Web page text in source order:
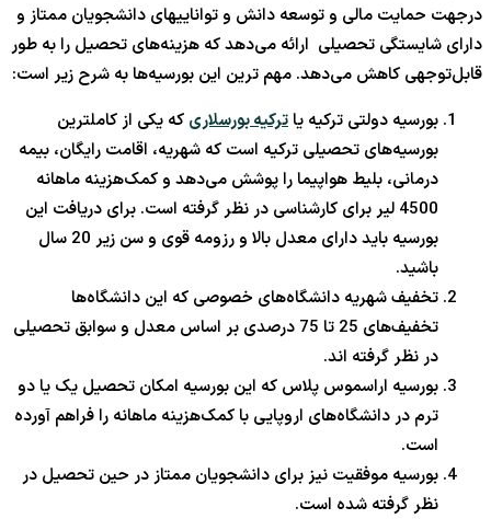
درجهت حمایت مالی و توسعه دانش و تواناییهای دانشجویان ممتاز و
دارای شایستگی تحصیلی ارائه می‌دهد که هزینه‌های تحصیل را به طور
قابل‌توجهی کاهش می‌دهد. مهم ترین این بورسیه‌ها به شرح زیر است:
بورسیه دولتی ترکیه یاترکیه بورسلاری که یکی از کاملترین
بورسیه‌های تحصیلی ترکیه است که شهریه، اقامت رایگان، بیمه
درمانی، بلیط هواپیما را پوشش می‌دهد و کمک‌هزینه ماهانه
4500 لیر برای کارشناسی در نظر گرفته است. برای دریافت این
بورسیه باید دارای معدل بالا و رزومه قوی و سن زیر 20 سال
باشید.
تخفیف شهریه دانشگاه‌های خصوصی که این دانشگاه‌ها
تخفیف‌های 25 تا 75 درصدی بر اساس معدل و سوابق تحصیلی
در نظر گرفته اند.
بورسیه اراسموس پلاس که این بورسیه امکان تحصیل یک یا دو
ترم در دانشگاه‌های اروپایی با کمک‌هزینه ماهانه را فراهم آورده
است.
بورسیه موفقیت نیز برای دانشجویان ممتاز در حین تحصیل در
نظر گرفته شده است.